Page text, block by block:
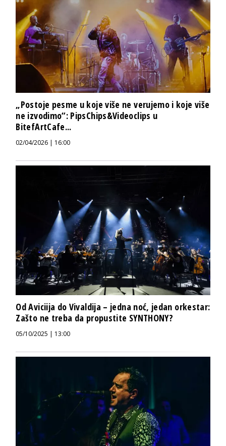
„Postoje pesme u koje više ne verujemo i koje više
ne izvodimo“: PipsChips&Videoclips u
BitefArtCafe...
02/04/2026 | 16:00
Od Aviciija do Vivaldija – jedna noć, jedan orkestar:
Zašto ne treba da propustite SYNTHONY?
05/10/2025 | 13:00